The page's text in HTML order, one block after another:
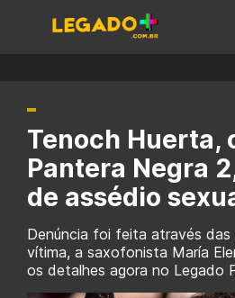
Tenoch Huerta,
Pantera Negra
de assédio
Denúncia foi feita através das
vítima, a saxofonista María
os detalhes agora no Legado